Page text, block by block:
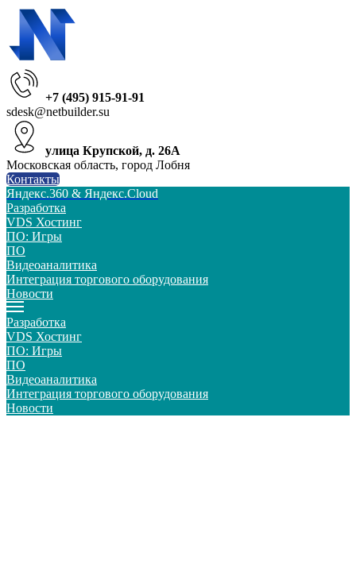
+7 (495) 915-91-91
sdesk@netbuilder.su
улица Крупской, д. 26А
Московская область, город Лобня
Контакты
Яндекс.360 & Яндекс.Cloud
Разработка
VDS Хостинг
ПО: Игры
ПО
Видеоаналитика
Интеграция торгового оборудования
Новости
Разработка
VDS Хостинг
ПО: Игры
ПО
Видеоаналитика
Интеграция торгового оборудования
Новости